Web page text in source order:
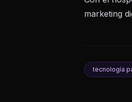
marketing
tecnología